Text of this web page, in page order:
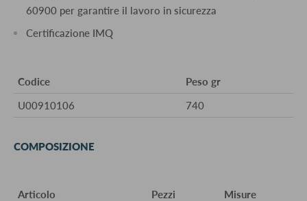
60900 per garantire il lavoro in sicurezza
Certificazione IMQ
Codice
Peso gr
U00910106
740
COMPOSIZIONE
Articolo Pezzi Misure